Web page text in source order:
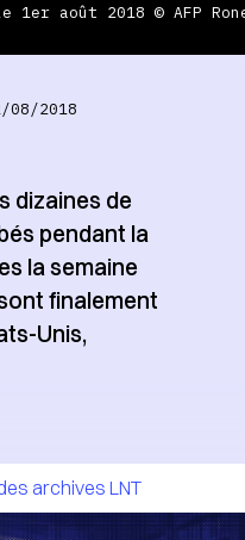
08/2018
1er août 2018 © AFP
dizaines de
pendant la
la semaine
finalement
Unis,
archives LNT